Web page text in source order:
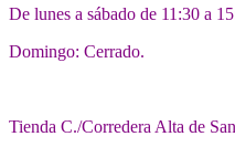
De lunes a sábado de 11:30 a
Domingo: Cerrado.
Tienda C./Corredera Alta de